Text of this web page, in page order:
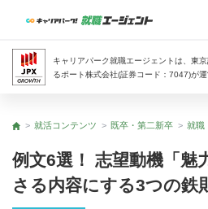
キャリアパーク就職エージェントは、東
るポート株式会社(証券コード：7047)が運
トップ
就活コンテンツ 既卒・第二新卒 就職
例文6選！ 志望動機「魅
さる内容にする3つの鉄